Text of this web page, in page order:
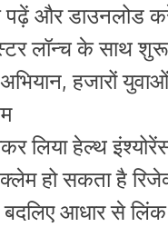
पढ़ें और डाउनलोड
लॉन्च के साथ
अभियान, हजारों
लिया हेल्थ
हो सकता है
आधार से लिंक